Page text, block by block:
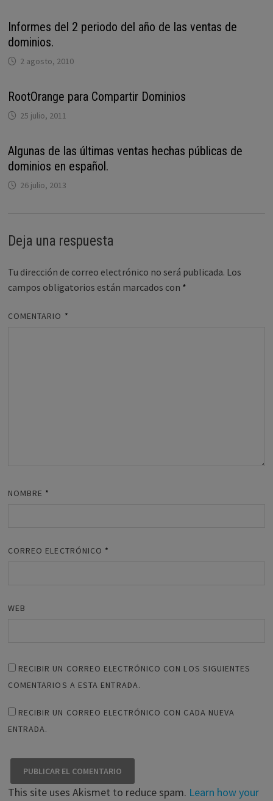
Informes del 2 periodo del año de las ventas de
dominios.
2 agosto, 2010
RootOrange para Compartir Dominios
25 julio, 2011
Algunas de las últimas ventas hechas públicas de
dominios en español.
26 julio, 2013
Deja una respuesta
Tu dirección de correo electrónico no será publicada. Los
campos obligatorios están marcados con *
COMENTARIO *
NOMBRE *
CORREO ELECTRÓNICO *
WEB
RECIBIR UN CORREO ELECTRÓNICO CON LOS SIGUIENTES
COMENTARIOS A ESTA ENTRADA.
RECIBIR UN CORREO ELECTRÓNICO CON CADA NUEVA
ENTRADA.
This site uses Akismet to reduce spam. Learn how your